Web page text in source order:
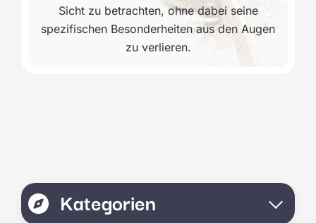
Sicht zu betrachten, ohne dabei seine
spezifischen Besonderheiten aus den Augen
zu verlieren.
Kategorien